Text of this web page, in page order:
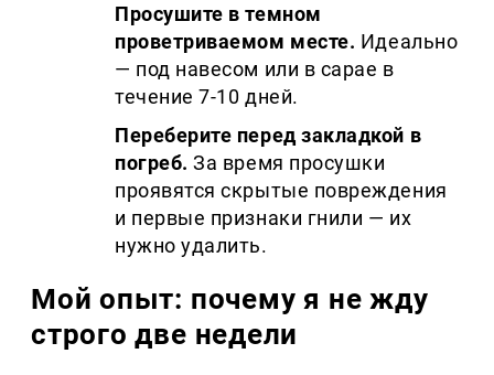
Просушите в темном
проветриваемом месте. Идеально
— под навесом или в сарае в
течение 7-10 дней.
Переберите перед закладкой в
погреб. За время просушки
проявятся скрытые повреждения
и первые признаки гнили — их
нужно удалить.
Мой опыт: почему я не жду
строго две недели